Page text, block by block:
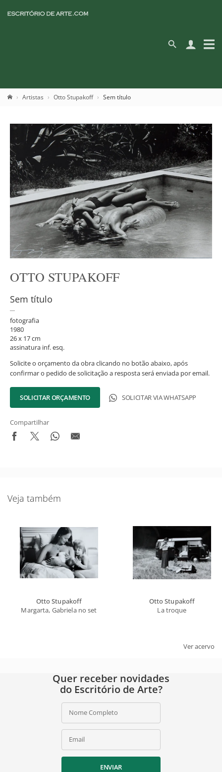
Artistas Otto Stupakoff Sem título
OTTO STUPAKOFF
Sem título
fotografia
1980
26 x 17 cm
assinatura inf. esq.
Solicite o orçamento da obra clicando no botão abaixo, após
confirmar o pedido de solicitação a resposta será enviada por email.
SOLICITAR ORÇAMENTO SOLICITAR VIA WHATSAPP
Compartilhar
Veja também
Otto Stupakoff
Margarta, Gabriela no set
Otto Stupakoff
La troque
Ver acervo
Quer receber novidades
do Escritório de Arte?
Nome Completo
Email
ENVIAR